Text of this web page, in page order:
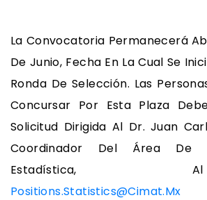
La Convocatoria Permanecerá
De Junio, Fecha En La Cual Se
Ronda De Selección. Las
Concursar Por Esta Plaza
Solicitud Dirigida Al Dr. Juan
Coordinador Del Área De
Estadística, Al
Positions.statistics@cimat.mx